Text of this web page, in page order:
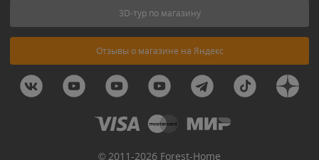
3D-тур по магазину
Отзывы о магазине на Яндекс
© 2011-2026 Forest-Home